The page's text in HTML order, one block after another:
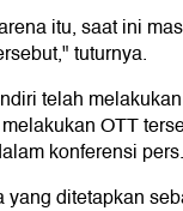
itu, saat ini
tuturnya.
telah
OTT
konferensi pers.
yang ditetapkan